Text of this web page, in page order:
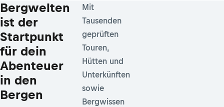
Bergwelten
ist der
Startpunkt
für dein
Abenteuer
in den
Bergen
Mit
Tausenden
geprüften
Touren,
Hütten und
Unterkünften
sowie
Bergwissen